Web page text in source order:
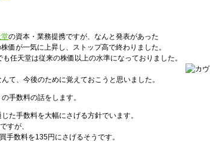
の資本・業務提携ですが、なんと発表があった
価が一気に上昇し、ストップ高で終わりました。
任天堂は従来の株価以上の水準になっておりました。
て、今後のために覚えておこうと思いました。
手数料の話をします。
た手数料を大幅にさげる方針でいます。
すが、
手数料を135円にさげるそうです。